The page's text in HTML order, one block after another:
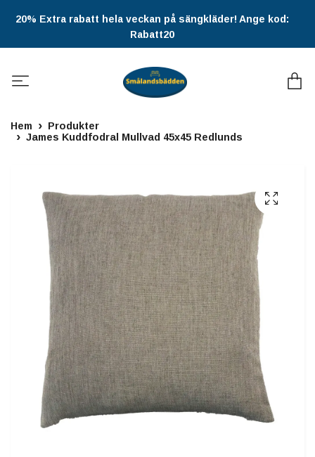
20% Extra rabatt hela veckan på sängkläder! Ange kod:
Rabatt20
Hem
Produkter
James Kuddfodral Mullvad 45x45 Redlunds